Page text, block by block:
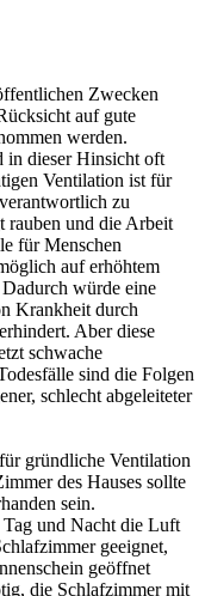
Zwecken
auf gute
werden.
in dieser Hinsicht oft
Ventilation ist für
zu
rauben und die Arbeit
für Menschen
auf erhöhtem
Dadurch würde eine
Krankheit durch
Aber diese
schwache
sind die Folgen
schlecht abgeleiteter
gründliche Ventilation
des Hauses sollte
sein.
Tag und Nacht die Luft
geeignet,
geöffnet
die Schlafzimmer mit